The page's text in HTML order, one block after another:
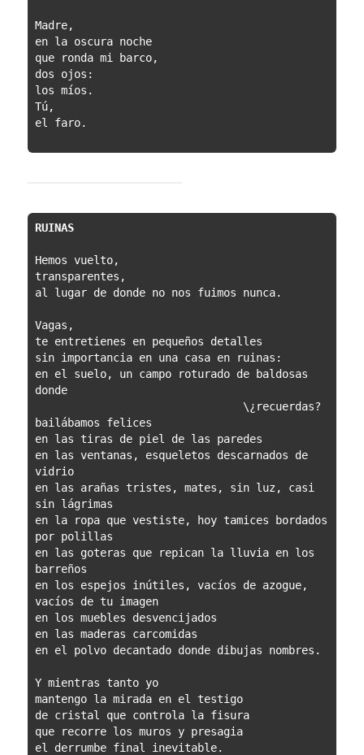
Madre,
en la oscura noche
que ronda mi barco,
dos ojos:
los míos.
Tú,
el faro.
RUINAS
Hemos vuelto,
transparentes,
al lugar de donde no nos fuimos nunca.
Vagas,
te entretienes en pequeños detalles
sin importancia en una casa en ruinas:
en el suelo, un campo roturado de baldosas
donde
bailábamos felices
en las tiras de piel de las paredes
en las ventanas, esqueletos descarnados de
vidrio
en las arañas tristes, mates, sin luz, casi
sin lágrimas
en la ropa que vestiste, hoy tamices bordados
por polillas
en las goteras que repican la lluvia en los
barreños
en los espejos inútiles, vacíos de azogue,
vacíos de tu imagen
en los muebles desvencijados
en las maderas carcomidas
en el polvo decantado donde dibujas nombres.
Y mientras tanto yo
mantengo la mirada en el testigo
de cristal que controla la fisura
que recorre los muros y presagia
el derrumbe final inevitable.